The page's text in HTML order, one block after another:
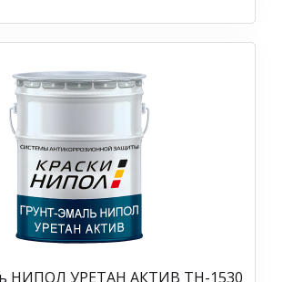
НИПОЛ УРЕТАН АКТИВ ТН-1530